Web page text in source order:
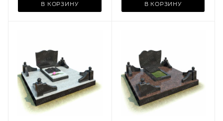
В КОРЗИНУ В КОРЗИНУ